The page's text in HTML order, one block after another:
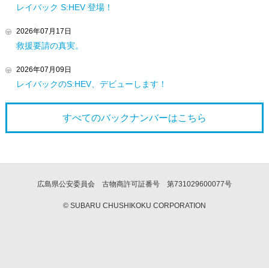
レイバック S:HEV 登場！
2026年07月17日
救援要請の真実。
2026年07月09日
レイバックのS:HEV、デビューします！
すべてのバックナンバーはこちら
広島県公安委員会 古物商許可証番号 第731029600077号
© SUBARU CHUSHIKOKU CORPORATION